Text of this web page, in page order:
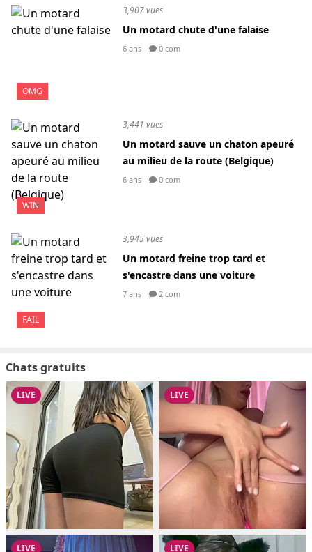
OMG
3,907 vues
Un motard chute d'une falaise
6 ans 0 com
WIN
3,441 vues
Un motard sauve un chaton apeuré
au milieu de la route (Belgique)
6 ans 0 com
FAIL
3,945 vues
Un motard freine trop tard et
s'encastre dans une voiture
7 ans 2 com
Chats gratuits